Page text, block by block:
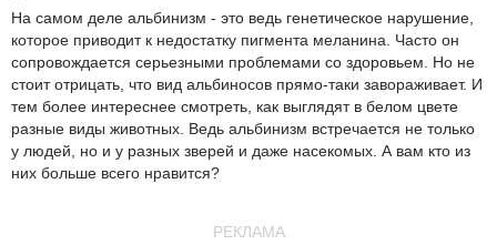
На самом деле альбинизм - это ведь генетическое нарушение,
которое приводит к недостатку пигмента меланина. Часто он
сопровождается серьезными проблемами со здоровьем. Но не
стоит отрицать, что вид альбиносов прямо-таки завораживает. И
тем более интереснее смотреть, как выглядят в белом цвете
разные виды животных. Ведь альбинизм встречается не только
у людей, но и у разных зверей и даже насекомых. А вам кто из
них больше всего нравится?
РЕКЛАМА